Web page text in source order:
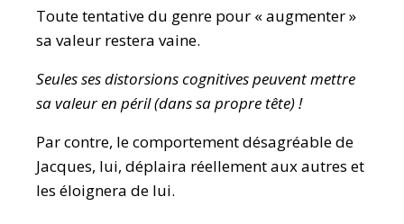
Toute tentative du genre pour « augmenter »
sa valeur restera vaine.
Seules ses distorsions cognitives peuvent mettre
sa valeur en péril (dans sa propre tête) !
Par contre, le comportement désagréable de
Jacques, lui, déplaira réellement aux autres et
les éloignera de lui.